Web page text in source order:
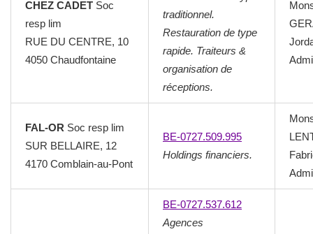
CHEZ CADET Soc
resp lim
RUE DU CENTRE, 10
4050 Chaudfontaine
traditionnel.
Restauration de type
rapide. Traiteurs &
organisation de
réceptions.
FAL-OR Soc resp lim
SUR BELLAIRE, 12
4170 Comblain-au-Pont
BE-0727.509.995
Holdings financiers.
BE-0727.537.612
Agences